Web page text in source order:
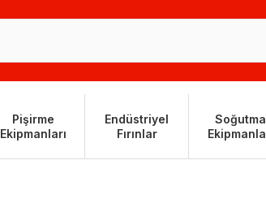
Pişirme
Ekipmanları
Endüstriyel
Fırınlar
Soğutma